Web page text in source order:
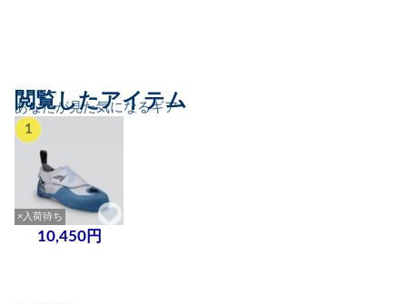
あなたが見た気になるギア
閲覧したアイテム
1
×入荷待ち
10,450円